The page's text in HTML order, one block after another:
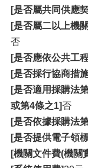
[是否屬共同供應
[是否屬二以上機
否
[是否應依公共工
[是否採行協商措
[是否適用採購法
或第4條之1]否
[是否依據採購法
[是否提供電子領
[機關文件費(機關